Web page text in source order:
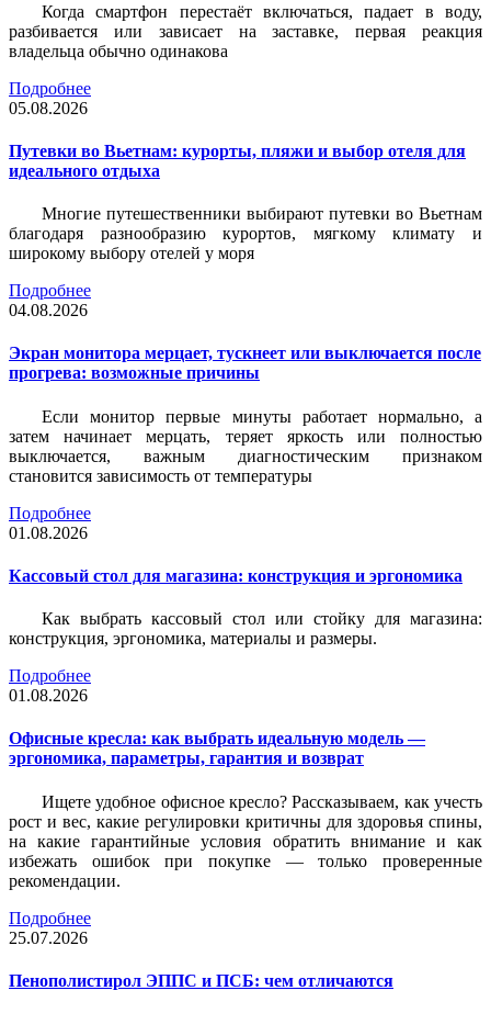
Когда смартфон перестаёт включаться, падает в воду,
разбивается или зависает на заставке, первая реакция
владельца обычно одинакова
Подробнее
05.08.2026
Путевки во Вьетнам: курорты, пляжи и выбор отеля для
идеального отдыха
Многие путешественники выбирают путевки во Вьетнам
благодаря разнообразию курортов, мягкому климату и
широкому выбору отелей у моря
Подробнее
04.08.2026
Экран монитора мерцает, тускнеет или выключается после
прогрева: возможные причины
Если монитор первые минуты работает нормально, а
затем начинает мерцать, теряет яркость или полностью
выключается, важным диагностическим признаком
становится зависимость от температуры
Подробнее
01.08.2026
Кассовый стол для магазина: конструкция и эргономика
Как выбрать кассовый стол или стойку для магазина:
конструкция, эргономика, материалы и размеры.
Подробнее
01.08.2026
Офисные кресла: как выбрать идеальную модель —
эргономика, параметры, гарантия и возврат
Ищете удобное офисное кресло? Рассказываем, как учесть
рост и вес, какие регулировки критичны для здоровья спины,
на какие гарантийные условия обратить внимание и как
избежать ошибок при покупке — только проверенные
рекомендации.
Подробнее
25.07.2026
Пенополистирол ЭППС и ПСБ: чем отличаются